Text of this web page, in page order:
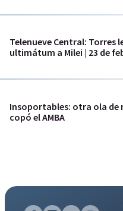
Telenueve Central: Torres
ultimátum a Milei | 23 de
Insoportables: otra ola de
copó el AMBA